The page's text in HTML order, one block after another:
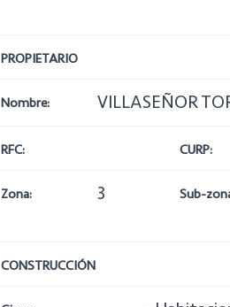
PROPIETARIO
Nombre: VILLASEÑOR
RFC: CURP:
Zona: 3 Sub-
CONSTRUCCIÓN